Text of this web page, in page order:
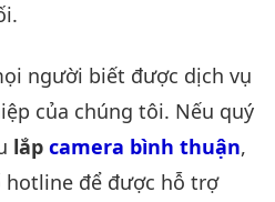
người biết được dịch vụ
của chúng tôi. Nếu quý
lắp camera bình thuận,
để được hỗ trợ